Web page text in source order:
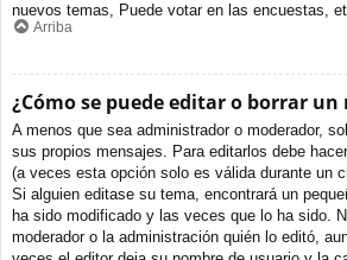
nuevos temas, Puede votar en las encuestas,
Arriba
¿Cómo se puede editar o borrar un
A menos que sea administrador o moderador,
sus propios mensajes. Para editarlos debe
(a veces esta opción solo es válida durante un
Si alguien editase su tema, encontrará un
ha sido modificado y las veces que lo ha sido.
moderador o la administración quién lo editó,